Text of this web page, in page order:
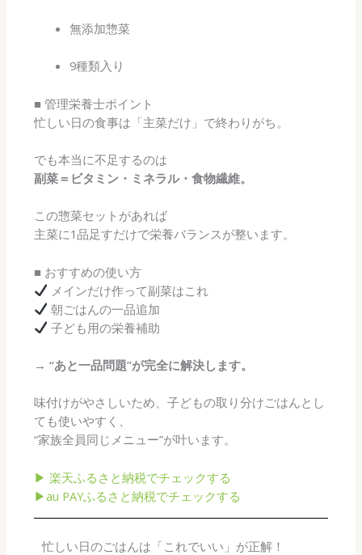
無添加惣菜
9種類入り
■ 管理栄養士ポイント
忙しい日の食事は「主菜だけ」で終わりがち。
でも本当に不足するのは
副菜＝ビタミン・ミネラル・食物繊維。
この惣菜セットがあれば
主菜に1品足すだけで栄養バランスが整います。
■ おすすめの使い方
メインだけ作って副菜はこれ
朝ごはんの一品追加
子ども用の栄養補助
→“あと一品問題”が完全に解決します。
味付けがやさしいため、子どもの取り分けごはんとし
ても使いやすく、
“家族全員同じメニュー”が叶います。
▶ 楽天ふるさと納税でチェックする
▶au PAYふるさと納税でチェックする
忙しい日のごはんは「これでいい」が正解！